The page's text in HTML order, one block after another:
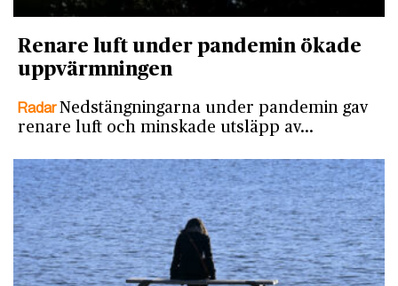
Renare luft under pandemin ökade
uppvärmningen
RadarNedstängningarna under pandemin gav
renare luft och minskade utsläpp av…